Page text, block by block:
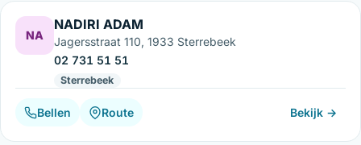
NA
NADIRI ADAM
Jagersstraat 110, 1933 Sterrebeek
02 731 51 51
Sterrebeek
Bellen Route Bekijk →